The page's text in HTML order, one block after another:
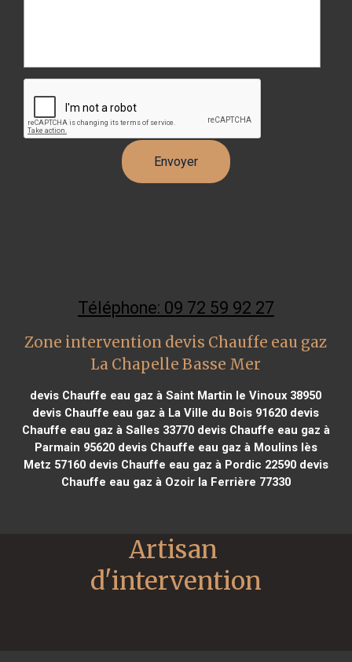
Téléphone: 09 72 59 92 27
Zone intervention devis Chauffe eau gaz
La Chapelle Basse Mer
devis Chauffe eau gaz à Saint Martin le Vinoux 38950
devis Chauffe eau gaz à La Ville du Bois 91620 devis
Chauffe eau gaz à Salles 33770devis Chauffe eau gaz à
Parmain 95620devis Chauffe eau gaz à Moulins lès
Metz 57160devis Chauffe eau gaz à Pordic 22590devis
Chauffe eau gaz à Ozoir la Ferrière 77330
Artisan
d'intervention